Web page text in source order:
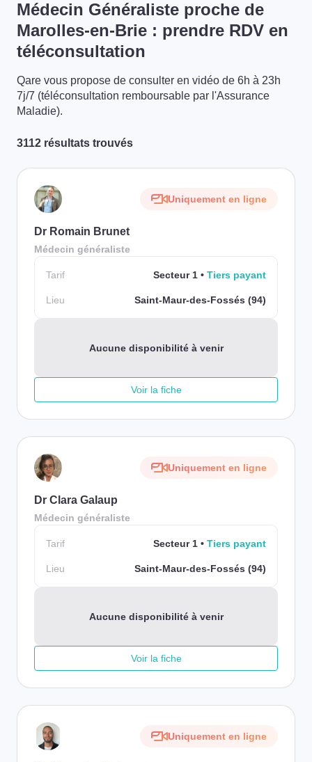
Médecin Généraliste proche de
Marolles-en-Brie : prendre RDV en
téléconsultation
Qare vous propose de consulter en vidéo de 6h à 23h
7j/7 (téléconsultation remboursable par l'Assurance
Maladie).
3112 résultats trouvés
Uniquement en ligne
Dr Romain Brunet
Médecin généraliste
Tarif Secteur 1 Tiers payant
Lieu Saint-Maur-des-Fossés (94)
Aucune disponibilité à venir
Voir la fiche
Uniquement en ligne
Dr Clara Galaup
Médecin généraliste
Tarif Secteur 1 Tiers payant
Lieu Saint-Maur-des-Fossés (94)
Aucune disponibilité à venir
Voir la fiche
Uniquement en ligne